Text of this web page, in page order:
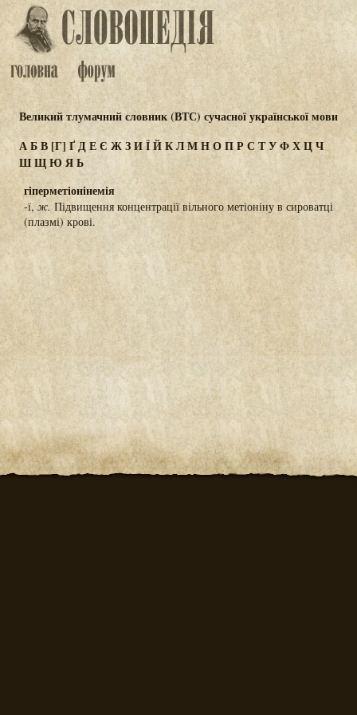
Великий тлумачний словник (ВТС) сучасної української мови
АБВ[Г] ҐДЕЄ ЖЗИЇЙКЛМНОПР СТУФХЦЧ
ШЩЮЯЬ
гіперметіонінемія
-ї, ж. Підвищення концентрації вільного метіоніну в сироватці
(плазмі) крові.